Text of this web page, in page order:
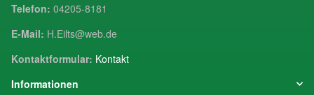
Telefon: 04205-8181
E-Mail: H.Eilts@web.de
Kontaktformular: Kontakt
Informationen